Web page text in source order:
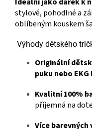
stylové, pohodlné a
oblíbeným kouskem
Výhody dětského
Originální
puku nebo
Kvalitní 100%
příjemná na
Více barevných